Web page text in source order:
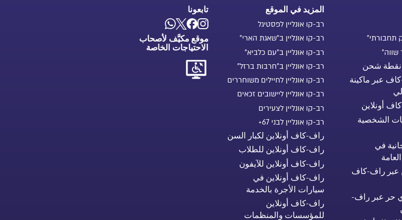
תחבורתי"
שווה"
نقطة شحن
عبر ماكينة
أونلاين
الشخصية
في
راف-كاف
عبر راف-
المزيد في الموقع
רב-קו אונליין לפסטיגל
רב-קו אונליין ב"שאגת הארי"
רב-קו אונליין ב"עם כלביא"
רב-קו אונליין ב"חרבות ברזל"
רב-קו אונליין לחיילים משוחררים
רב-קו אונליין ליישובים זכאים
רב-קו אונליין לצעירים
רב-קו אונליין לבני 67+
راف-كاف أونلاين لكبار السن
راف-كاف أونلاين للطلاب
راف-كاف أونلاين للآيفون
راف-كاف أونلاين في
سيارات الأجرة بالخدمة
راف-كاف أونلاين
للمؤسسات والمنظمات
تابعونا
موقع مكيَّف لأصحاب
الاحتياجات الخاصة